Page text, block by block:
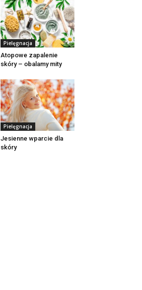
Pielęgnacja
Atopowe zapalenie
skóry – obalamy mity
Pielęgnacja
Jesienne wparcie dla
skóry